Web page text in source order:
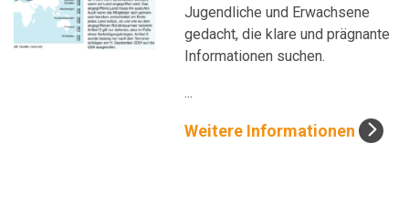
Jugendliche und Erwachsene
gedacht, die klare und prägnante
Informationen suchen.
...
Weitere Informationen